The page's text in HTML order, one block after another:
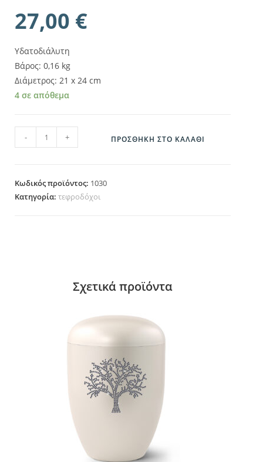
27,00 €
Υδατοδιάλυτη
Βάρος: 0,16 kg
Διάμετρος: 21 x 24 cm
4 σε απόθεμα
1030 ποσότητα
- + ΠΡΟΣΘΉΚΗ ΣΤΟ ΚΑΛΆΘΙ
Κωδικός προϊόντος: 1030
Κατηγορία: τεφροδόχοι
Σχετικά προϊόντα